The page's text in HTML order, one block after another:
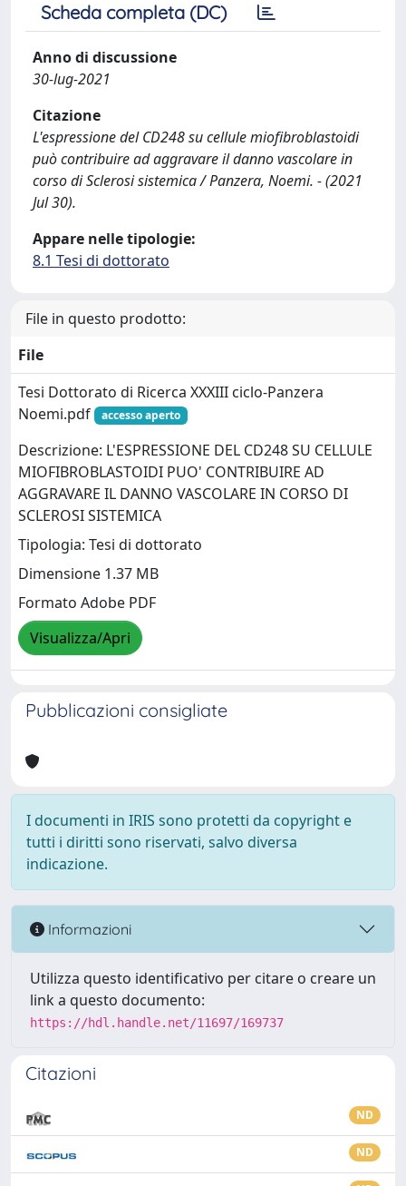
Scheda completa (DC)
Anno di discussione
30-lug-2021
Citazione
L'espressione del CD248 su cellule miofibroblastoidi
può contribuire ad aggravare il danno vascolare in
corso di Sclerosi sistemica / Panzera, Noemi. - (2021
Jul 30).
Appare nelle tipologie:
8.1 Tesi di dottorato
File in questo prodotto:
File
Tesi Dottorato di Ricerca XXXIII ciclo-Panzera
Noemi.pdf
accesso aperto
Descrizione: L'ESPRESSIONE DEL CD248 SU CELLULE
MIOFIBROBLASTOIDI PUO' CONTRIBUIRE AD
AGGRAVARE IL DANNO VASCOLARE IN CORSO DI
SCLEROSI SISTEMICA
Tipologia: Tesi di dottorato
Dimensione 1.37 MB
Formato Adobe PDF
Visualizza/Apri
Pubblicazioni consigliate
I documenti in IRIS sono protetti da copyright e
tutti i diritti sono riservati, salvo diversa
indicazione.
Informazioni
Utilizza questo identificativo per citare o creare un
link a questo documento:
https://hdl.handle.net/11697/169737
Citazioni
ND
ND